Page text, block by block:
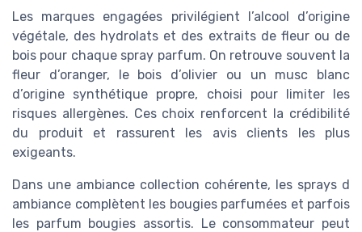
Les marques engagées privilégient l’alcool d’origine
végétale, des hydrolats et des extraits de fleur ou de
bois pour chaque spray parfum. On retrouve souvent la
fleur d’oranger, le bois d’olivier ou un musc blanc
d’origine synthétique propre, choisi pour limiter les
risques allergènes. Ces choix renforcent la crédibilité
du produit et rassurent les avis clients les plus
exigeants.
Dans une ambiance collection cohérente, les sprays d
ambiance complètent les bougies parfumées et parfois
les parfum bougies assortis. Le consommateur peut